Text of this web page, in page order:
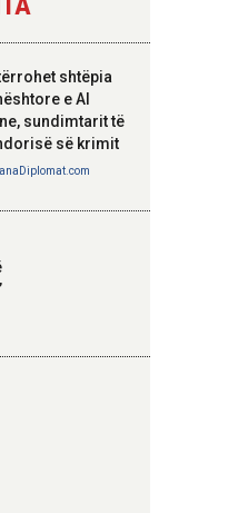
takim me
të lartë të
Angazhim i
për
shtëpia
e Al
sundimtarit të
së krimit